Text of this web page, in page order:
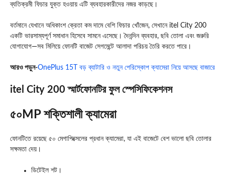
ব্যতিক্রমী ফিচার যুক্ত হওয়ায় এটি ব্যবহারকারীদের নজর কাড়ছে।
বর্তমানে যেখানে অধিকাংশ ক্রেতা কম দামে বেশি ফিচার খোঁজেন, সেখানে itel City 200
একটি ভারসাম্যপূর্ণ সমাধান হিসেবে সামনে এসেছে। দৈনন্দিন ব্যবহার, ছবি তোলা এবং জরুরি
যোগাযোগ—সব মিলিয়ে ফোনটি বাজেট সেগমেন্টে আলাদা পরিচয় তৈরি করতে পারে।
আরও পড়ুন-OnePlus 15T বড় ব্যাটারি ও নতুন পেরিস্কোপ ক্যামেরা নিয়ে আসছে বাজারে
itel City 200 স্মার্টফোনটির ফুল স্পেসিফিকেশনস
৫০MP শক্তিশালী ক্যামেরা
ফোনটিতে রয়েছে ৫০ মেগাপিক্সেলের প্রধান ক্যামেরা, যা এই বাজেটে বেশ ভালো ছবি তোলার
সক্ষমতা দেয়।
ডিটেইল শট।